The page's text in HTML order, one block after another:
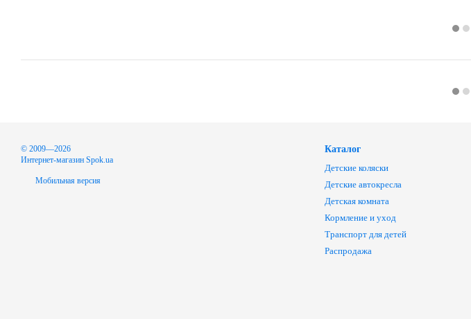
© 2009—2026
Интернет-магазин Spok.ua
Мобильная версия
Каталог
Детские коляски
Детские автокресла
Детская комната
Кормление и уход
Транспорт для детей
Распродажа